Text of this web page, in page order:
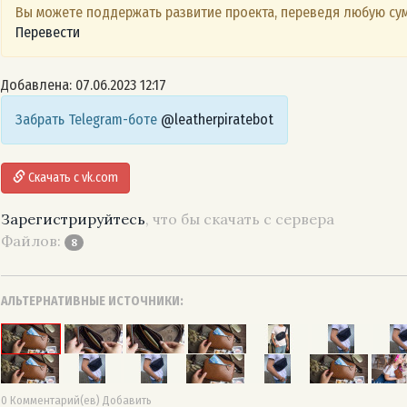
Вы можете поддержать развитие проекта, переведя любую
Перевести
Добавлена: 07.06.2023 12:17
Забрать Telegram-боте @leatherpiratebot
Скачать с vk.com
Зарегистрируйтесь, что бы скачать с сервера
Файлов:
8
АЛЬТЕРНАТИВНЫЕ ИСТОЧНИКИ:
0 Комментарий(ев) Добавить